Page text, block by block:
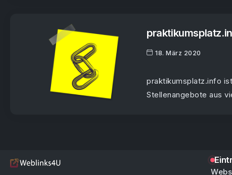
18. März 2020
praktikumsplatz.info
Stellenangebote aus